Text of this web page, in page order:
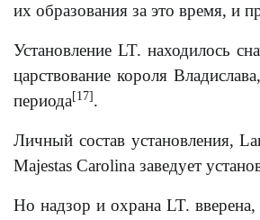
их образования за это время, и
Установление LT. находилось
царствование короля
периода [17] .
Личный состав установления,
Majestas Carolina заведует
Но надзор и охрана LT.